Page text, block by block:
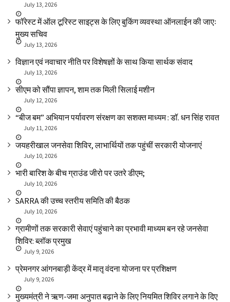
July 13, 2026
फॉरेस्ट में ऑल टूरिस्ट साइट्स के लिए बुकिंग व्यवस्था ऑनलाईन की जाएः
मुख्य सचिव
July 13, 2026
विज्ञान एवं नवाचार नीति पर विशेषज्ञों के साथ किया सार्थक संवाद
July 13, 2026
सीएम को सौंपा ज्ञापन, शाम तक मिली सिलाई मशीन
July 12, 2026
“बीज बम” अभियान पर्यावरण संरक्षण का सशक्त माध्यम : डॉ. धन सिंह रावत
July 11, 2026
जयहरीखाल जनसेवा शिविर, लाभार्थियों तक पहुंचीं सरकारी योजनाएं
July 10, 2026
भारी बारिश के बीच ग्राउंड जीरो पर उतरे डीएम;
July 10, 2026
SARRA की उच्च स्तरीय समिति की बैठक
July 10, 2026
ग्रामीणों तक सरकारी सेवाएं पहुंचाने का प्रभावी माध्यम बन रहे जनसेवा
शिविर: ब्लॉक प्रमुख
July 9, 2026
प्रेमनगर आंगनबाड़ी केंद्र में मातृ वंदना योजना पर प्रशिक्षण
July 9, 2026
मुख्यमंत्री ने ऋण-जमा अनुपात बढ़ाने के लिए नियमित शिविर लगाने के दिए